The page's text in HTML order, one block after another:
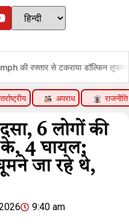
टकराया डॉल्फिन तूफान:शंघाई में 150
अपराध राजनीति
6 लोगों की
के, 4 घायल;
जा रहे थे,
9:40 am